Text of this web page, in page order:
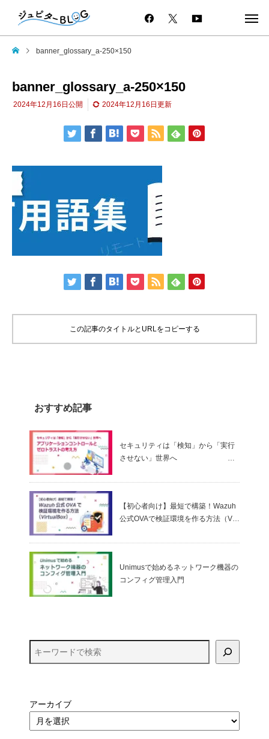
banner_glossary_a-250×150
banner_glossary_a-250×150
2024年12月16日 公開 2024年12月16日 更新
この記事のタイトルとURLをコピーする
おすすめ記事
セキュリティは「検知」から「実行
させない」世界へ
ゼロトラストの考え方
【初心者向け】最短で構築！Wazuh
公式OVAで検証環境を作る方法（Virt
Unimusで始めるネットワーク機器の
コンフィグ管理入門
アーカイブ